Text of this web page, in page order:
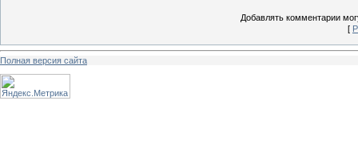
Добавлять комментарии
[
Полная версия сайта